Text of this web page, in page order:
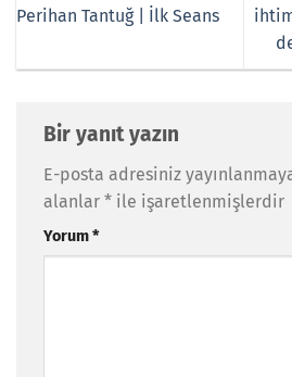
Perihan Tantuğ | İlk Seans
Bir yanıt yazın
E-posta adresiniz
alanlar * ile işaretlenmişlerdir
Yorum*